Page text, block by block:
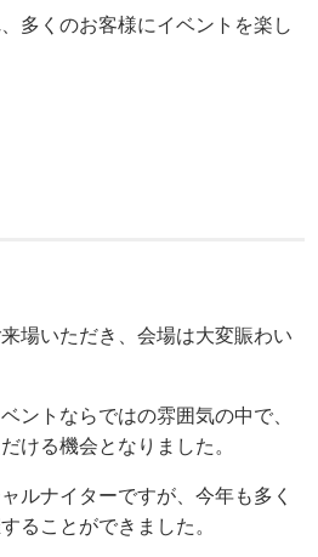
多くのお客様にイベントを楽し
場いただき、会場は大変賑わい
ントならではの雰囲気の中で、
ける機会となりました。
ルナイターですが、今年も多く
ることができました。